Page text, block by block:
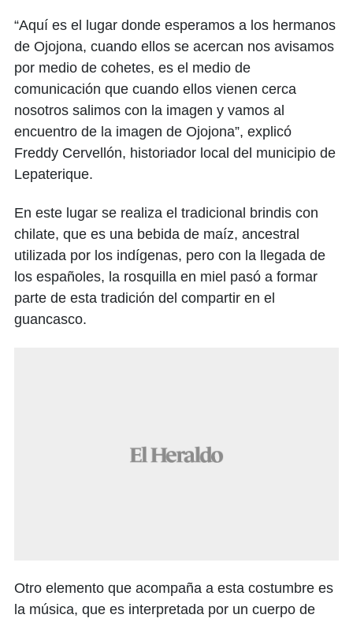
“Aquí es el lugar donde esperamos a los hermanos
de Ojojona, cuando ellos se acercan nos avisamos
por medio de cohetes, es el medio de
comunicación que cuando ellos vienen cerca
nosotros salimos con la imagen y vamos al
encuentro de la imagen de Ojojona”, explicó
Freddy Cervellón, historiador local del municipio de
Lepaterique.
En este lugar se realiza el tradicional brindis con
chilate, que es una bebida de maíz, ancestral
utilizada por los indígenas, pero con la llegada de
los españoles, la rosquilla en miel pasó a formar
parte de esta tradición del compartir en el
guancasco.
Otro elemento que acompaña a esta costumbre es
la música, que es interpretada por un cuerpo de